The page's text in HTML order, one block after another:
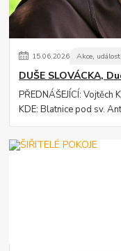
15.06.2026 Akce, události
DUŠE SLOVÁCKA,
PŘEDNÁŠEJÍCÍ:
KDE: Blatnice pod sv.